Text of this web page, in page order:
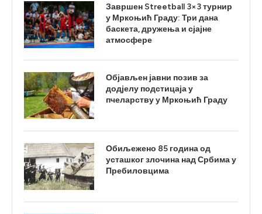
Завршен Streetball 3×3 турнир
у Мркоњић Граду: Три дана
баскета, дружења и сјајне
атмосфере
Објављен јавни позив за
додјелу подстицаја у
пчеларству у Мркоњић Граду
Обиљежено 85 година од
усташког злочина над Србима у
Пребиловцима